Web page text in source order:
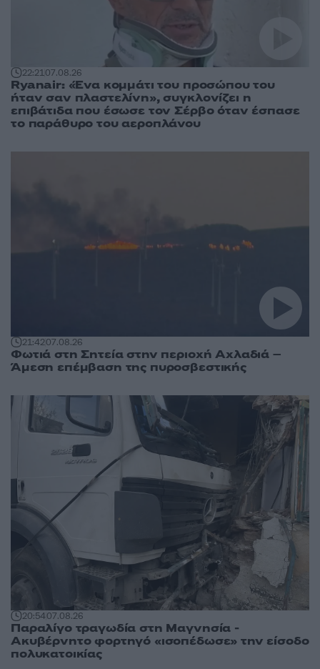
22:2107.08.26
Ryanair: «Ένα κομμάτι του προσώπου του
ήταν σαν πλαστελίνη», συγκλονίζει η
επιβάτιδα που έσωσε τον Σέρβο όταν έσπασε
το παράθυρο του αεροπλάνου
21:4207.08.26
Φωτιά στη Σητεία στην περιοχή Αχλαδιά –
Άμεση επέμβαση της πυροσβεστικής
20:5407.08.26
Παραλίγο τραγωδία στη Μαγνησία -
Ακυβέρνητο φορτηγό «ισοπέδωσε» την είσοδο
πολυκατοικίας